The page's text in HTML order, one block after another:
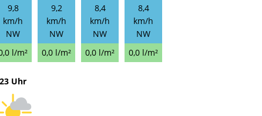
9,8
km/h
NW
l/m²
9,2
km/h
NW
0,0 l/m²
8,4
km/h
NW
0,0 l/m²
8,4
km/h
NW
0,0 l/m²
23 Uhr